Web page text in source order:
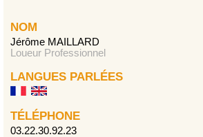
NOM
Jérôme MAILLARD
Loueur Professionnel
LANGUES PARLÉES
TÉLÉPHONE
03.22.30.92.23